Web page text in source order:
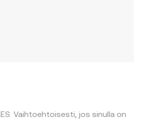
Vaihtoehtoisesti, jos sinulla on